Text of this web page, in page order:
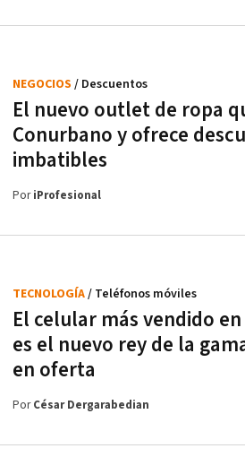
El nuevo outlet de ropa
Conurbano y ofrece
imbatibles
NEGOCIOS / Descuentos
PoriProfesional
El celular más vendido
es el nuevo rey de la
en oferta
TECNOLOGÍA/ Teléfonos móviles
PorCésar Dergarabedian